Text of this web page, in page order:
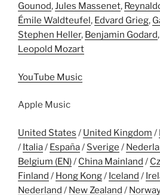
Gounod,Jules Massenet,
Émile Waldteufel , Edvard Grieg,
Stephen Heller, Benjamin Godard,
Leopold Mozart
YouTube Music
Apple Music
United States / United Kingdom /
/ Italia/ España/ Sverige /
Belgium (EN)/ China Mainland /
Finland / Hong Kong/ Iceland /
Nederland / New Zealand /